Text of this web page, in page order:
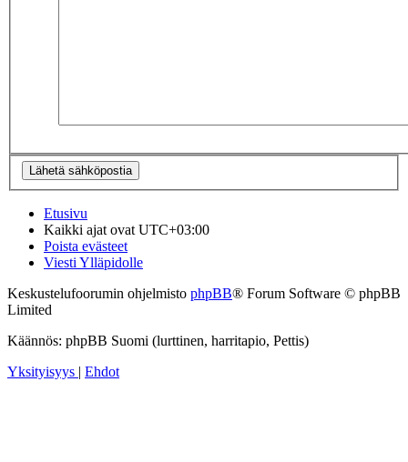
Etusivu
Kaikki ajat ovatUTC+03:00
Poista evästeet
Viesti Ylläpidolle
Keskustelufoorumin ohjelmisto phpBB® Forum Software © phpBB
Limited
Käännös: phpBB Suomi (lurttinen, harritapio, Pettis)
Yksityisyys
Ehdot